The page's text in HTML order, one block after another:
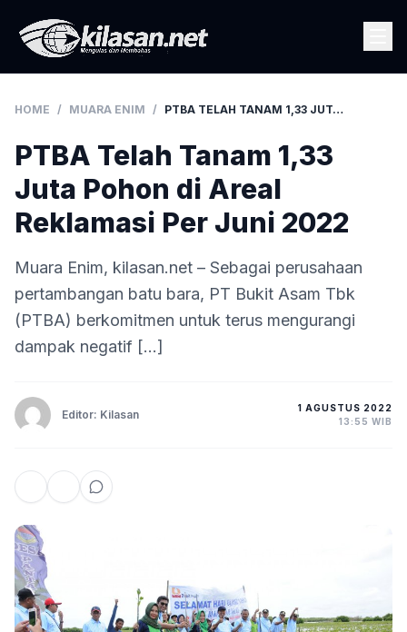
HOME / MUARA ENIM / PTBA TELAH TANAM 1,33 JUTA POHON DI AREAL REKLAMASI PER JUNI 2022
PTBA Telah Tanam 1,33
Juta Pohon di Areal
Reklamasi Per Juni 2022
Muara Enim, kilasan.net – Sebagai perusahaan
pertambangan batu bara, PT Bukit Asam Tbk
(PTBA) berkomitmen untuk terus mengurangi
dampak negatif […]
Editor: Kilasan
1 AGUSTUS 2022
13:55 WIB